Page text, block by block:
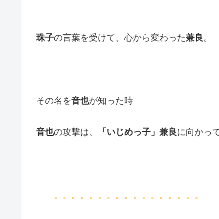
珠子の言葉を受けて、心から変わった兼良 。
その名を音也が知った時
音也の攻撃は、 「いじめっ子」兼良に向かっ
。。。。。。。。。。。。。。。。。